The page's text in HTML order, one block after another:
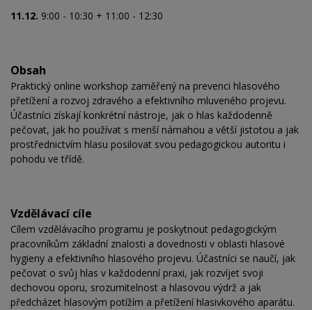
11.12. 9:00 - 10:30 + 11:00 - 12:30
Obsah
Praktický online workshop zaměřený na prevenci hlasového
přetížení a rozvoj zdravého a efektivního mluveného projevu.
Účastníci získají konkrétní nástroje, jak o hlas každodenně
pečovat, jak ho používat s menší námahou a větší jistotou a jak
prostřednictvím hlasu posilovat svou pedagogickou autoritu i
pohodu ve třídě.
Vzdělávací cíle
Cílem vzdělávacího programu je poskytnout pedagogickým
pracovníkům základní znalosti a dovednosti v oblasti hlasové
hygieny a efektivního hlasového projevu. Účastníci se naučí, jak
pečovat o svůj hlas v každodenní praxi, jak rozvíjet svoji
dechovou oporu, srozumitelnost a hlasovou výdrž a jak
předcházet hlasovým potížím a přetížení hlasivkového aparátu.